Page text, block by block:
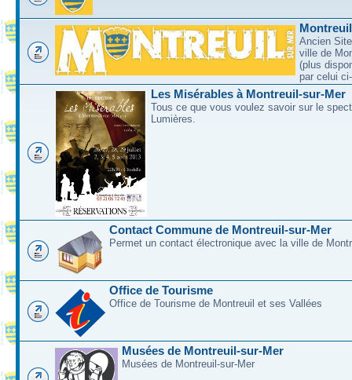
Ancien
ville de
(plus
par celui
Les Misérables à Montreuil-sur-Mer
Tous ce que vous voulez savoir sur le
Lumières.
Contact Commune de Montreuil-sur-Mer
Permet un contact électronique avec la ville de
Office de Tourisme
Office de Tourisme de Montreuil et ses Vallées
Musées de Montreuil-sur-Mer
Musées de Montreuil-sur-Mer